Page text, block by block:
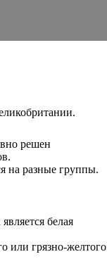
решен
на разные группы.
белая
или грязно-желтого